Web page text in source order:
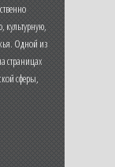
культурную,
Одной из
страницах
сферы,